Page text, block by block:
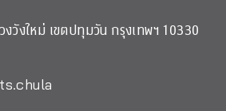
วังใหม่ เขตปทุมวัน กรุงเทพฯ 10330